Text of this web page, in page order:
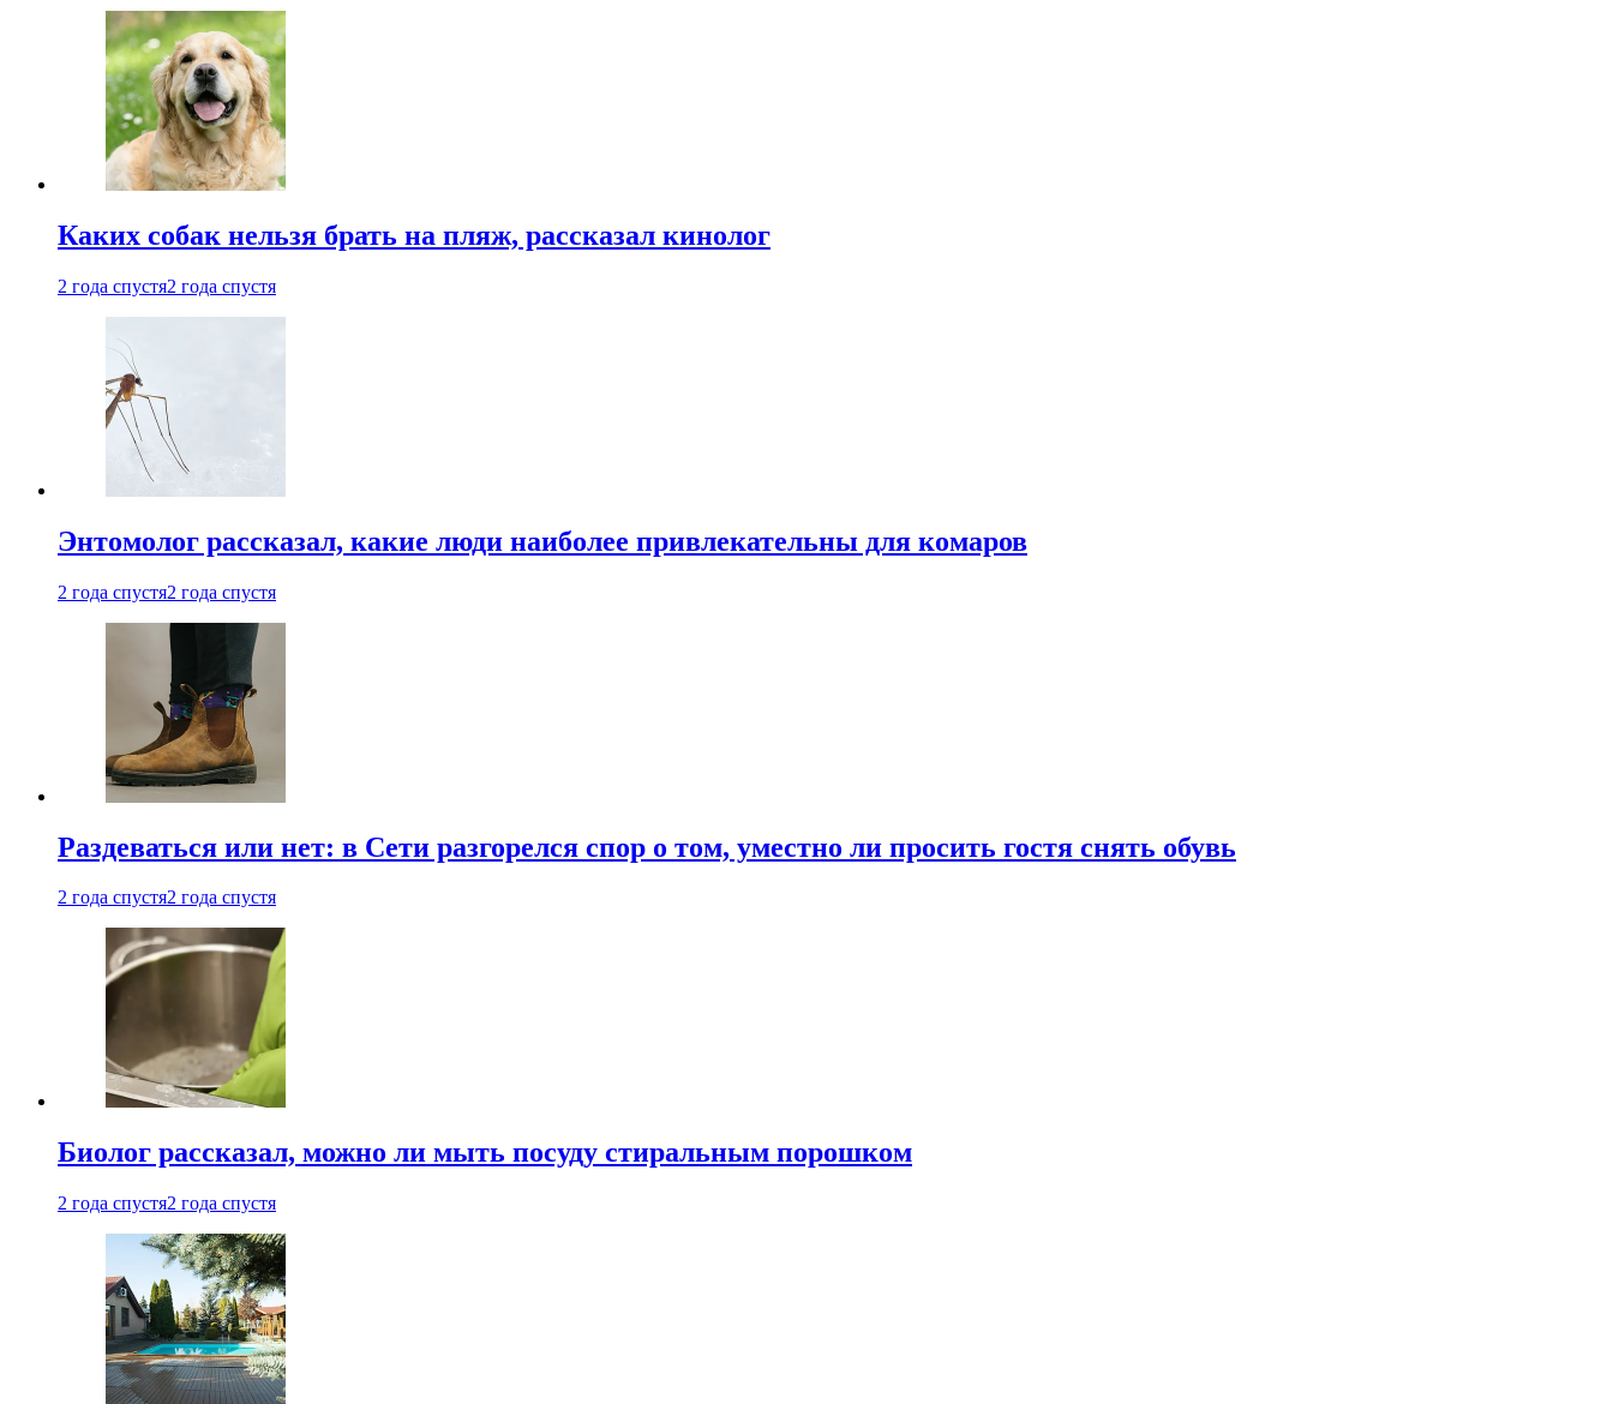
Каких собак нельзя брать на пляж, рассказал кинолог
2 года спустя2 года спустя
Энтомолог рассказал, какие люди наиболее привлекательны для комаров
2 года спустя2 года спустя
Раздеваться или нет: в Сети разгорелся спор о том, уместно ли просить гостя снять обувь
2 года спустя2 года спустя
Биолог рассказал, можно ли мыть посуду стиральным порошком
2 года спустя2 года спустя